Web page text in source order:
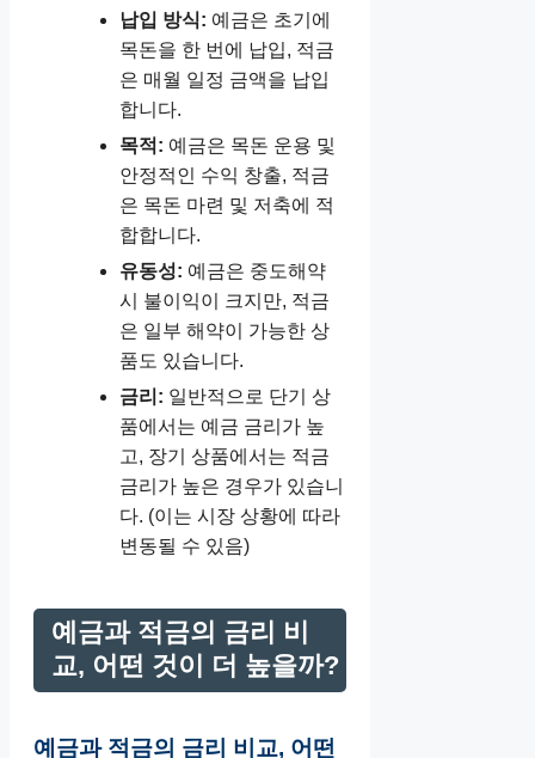
납입 방식: 예금은 초기에
목돈을 한 번에 납입, 적금
은 매월 일정 금액을 납입
합니다.
목적: 예금은 목돈 운용 및
안정적인 수익 창출, 적금
은 목돈 마련 및 저축에 적
합합니다.
유동성: 예금은 중도해약
시 불이익이 크지만, 적금
은 일부 해약이 가능한 상
품도 있습니다.
금리: 일반적으로 단기 상
품에서는 예금 금리가 높
고, 장기 상품에서는 적금
금리가 높은 경우가 있습니
다. (이는 시장 상황에 따라
변동될 수 있음)
예금과 적금의 금리 비
교, 어떤 것이 더 높을까?
예금과 적금의 금리 비교, 어떤